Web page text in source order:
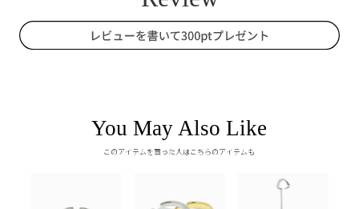
You May Also Like
このアイテムを買った人はこちらのアイテムも